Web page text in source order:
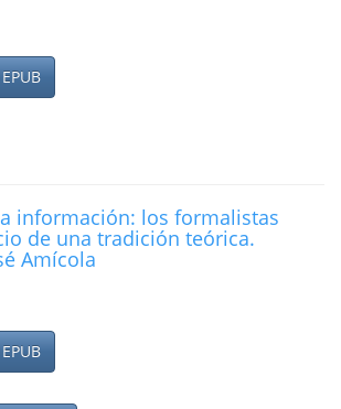
EPUB
información: los formalistas
de una tradición teórica.
Amícola
EPUB